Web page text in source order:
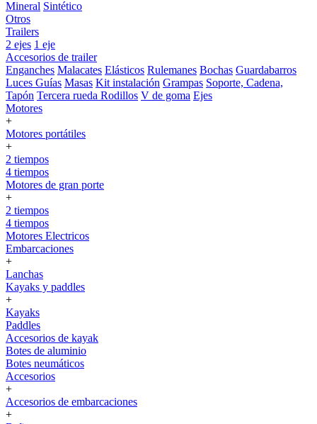
Mineral Sintético
Otros
Trailers
2 ejes 1 eje
Accesorios de trailer
Enganches Malacates Elásticos Rulemanes Bochas Guardabarros
Luces Guías Masas Kit instalación Grampas Soporte, Cadena,
Tapón Tercera rueda Rodillos V de goma Ejes
Motores
+
Motores portátiles
+
2 tiempos
4 tiempos
Motores de gran porte
+
2 tiempos
4 tiempos
Motores Electricos
Embarcaciones
+
Lanchas
Kayaks y paddles
+
Kayaks
Paddles
Accesorios de kayak
Botes de aluminio
Botes neumáticos
Accesorios
+
Accesorios de embarcaciones
+